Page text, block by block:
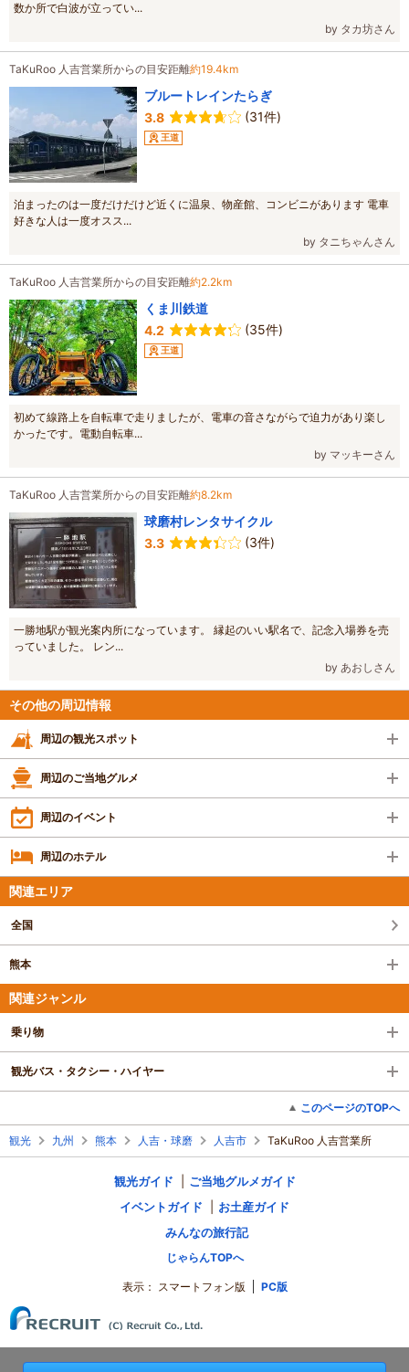
数か所で白波が立ってい...
by タカ坊さん
TaKuRoo 人吉営業所からの目安距離約19.4km
ブルートレインたらぎ
3.8
(31件)
王道
泊まったのは一度だけだけど近くに温泉、物産館、コンビニがあります 電車
好きな人は一度オスス...
by タニちゃんさん
TaKuRoo 人吉営業所からの目安距離約2.2km
くま川鉄道
4.2
(35件)
王道
初めて線路上を自転車で走りましたが、電車の音さながらで迫力があり楽し
かったです。電動自転車...
by マッキーさん
TaKuRoo 人吉営業所からの目安距離約8.2km
球磨村レンタサイクル
3.3
(3件)
一勝地駅が観光案内所になっています。 縁起のいい駅名で、記念入場券を売
っていました。 レン...
by あおしさん
その他の周辺情報
周辺の観光スポット
周辺のご当地グルメ
周辺のイベント
周辺のホテル
関連エリア
全国
熊本
関連ジャンル
乗り物
観光バス・タクシー・ハイヤー
このページのTOPへ
観光 九州 熊本 人吉・球磨 人吉市 TaKuRoo 人吉営業所
観光ガイド
ご当地グルメガイド
イベントガイド
お土産ガイド
みんなの旅行記
じゃらんTOPへ
表示： スマートフォン版 PC版